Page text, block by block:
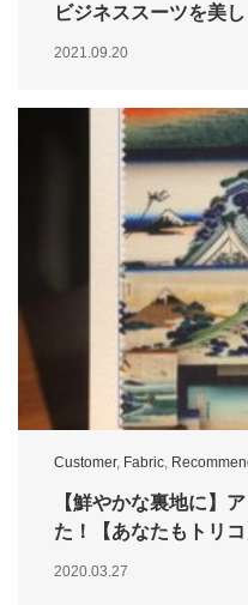
ビジネススーツを美
2021.09.20
Customer, Fabric,
【鮮やかな裏地に】
た！【あなたもトリコ
2020.03.27